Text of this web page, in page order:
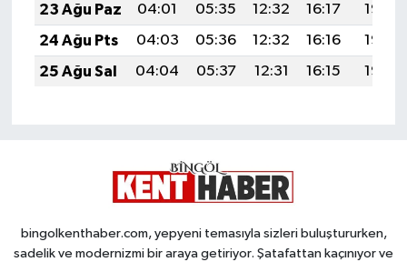
23 Ağu Paz
04:01 05:35 12:32 16:17
19:19
24 Ağu Pts
04:03 05:36 12:32 16:16
19:18
25 Ağu Sal
04:04 05:37 12:31 16:15 19:16
bingolkenthaber.com, yepyeni temasıyla sizleri buluştururken,
sadelik ve modernizmi bir araya getiriyor. Şatafattan kaçınıyor ve